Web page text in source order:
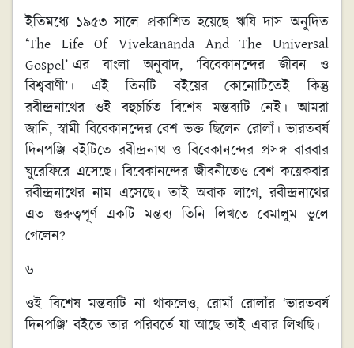
ইতিমধ্যে ১৯৫৩ সালে প্রকাশিত হয়েছে ঋষি দাস অনুদিত
‘The Life Of Vivekananda And The Universal
Gospel’-এর বাংলা অনুবাদ, ‘বিবেকানন্দের জীবন ও
বিশ্ববাণী’। এই তিনটি বইয়ের কোনোটিতেই কিন্তু
রবীন্দ্রনাথের ওই বহুচর্চিত বিশেষ মন্তব্যটি নেই। আমরা
জানি, স্বামী বিবেকানন্দের বেশ ভক্ত ছিলেন রোলাঁ। ভারতবর্ষ
দিনপঞ্জি বইটিতে রবীন্দ্রনাথ ও বিবেকানন্দের প্রসঙ্গ বারবার
ঘুরেফিরে এসেছে। বিবেকানন্দের জীবনীতেও বেশ কয়েকবার
রবীন্দ্রনাথের নাম এসেছে। তাই অবাক লাগে, রবীন্দ্রনাথের
এত গুরুত্বপূর্ণ একটি মন্তব্য তিনি লিখতে বেমালুম ভুলে
গেলেন?
৬
ওই বিশেষ মন্তব্যটি না থাকলেও, রোমাঁ রোলাঁর ‘ভারতবর্ষ
দিনপঞ্জি’ বইতে তার পরিবর্তে যা আছে তাই এবার লিখছি।